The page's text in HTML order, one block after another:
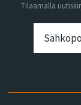
Tilaamalla